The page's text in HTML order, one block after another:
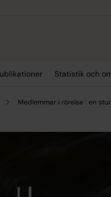
Statistik och
Medlemmar i rörelse : en